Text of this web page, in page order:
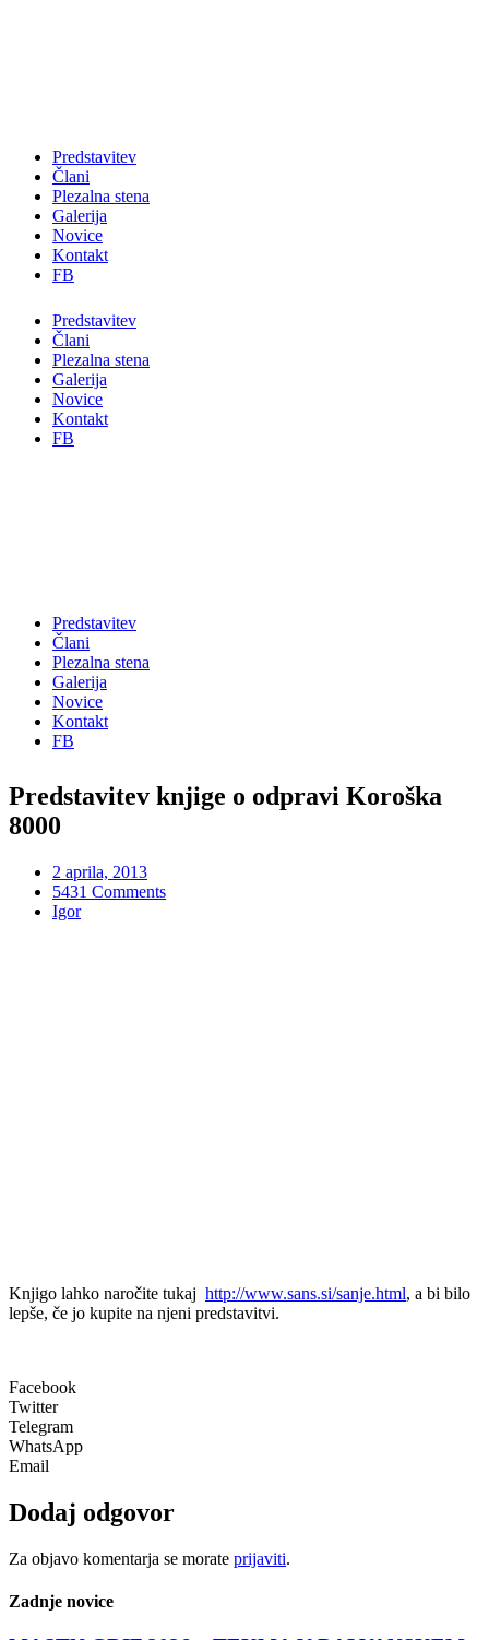
Predstavitev
Člani
Plezalna stena
Galerija
Novice
Kontakt
FB
Predstavitev
Člani
Plezalna stena
Galerija
Novice
Kontakt
FB
Predstavitev
Člani
Plezalna stena
Galerija
Novice
Kontakt
FB
Predstavitev knjige o odpravi Koroška
8000
2 aprila, 2013
5431 Comments
Igor
Knjigo lahko naročite tukaj http://www.sans.si/sanje.html, a bi bilo
lepše, če jo kupite na njeni predstavitvi.
Facebook
Twitter
Telegram
WhatsApp
Email
Dodaj odgovor
Za objavo komentarja se morate prijaviti.
Zadnje novice